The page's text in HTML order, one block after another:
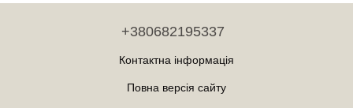
+380682195337
Контактна інформація
Повна версія сайту